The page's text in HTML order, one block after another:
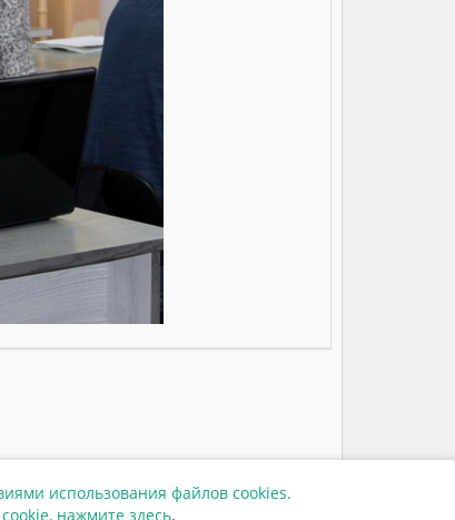
использования файлов cookies.
нажмите здесь.